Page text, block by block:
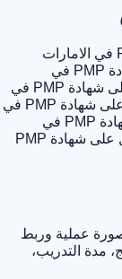
كورس إدارة المشاريع المؤهلة للحصول على شهادة PMP في
دورة إدارة المشاريع المؤهلة للحصول على شهادة PMP في
شهادة إدارة المشاريع المؤهلة للحصول على شهادة PMP في
إدارة المشاريع المؤهلة للحصول على شهادة PMP في
إدارة المشاريع المؤهلة للحصول على شهادة PMP
عملية وربط
مدة التدريب،